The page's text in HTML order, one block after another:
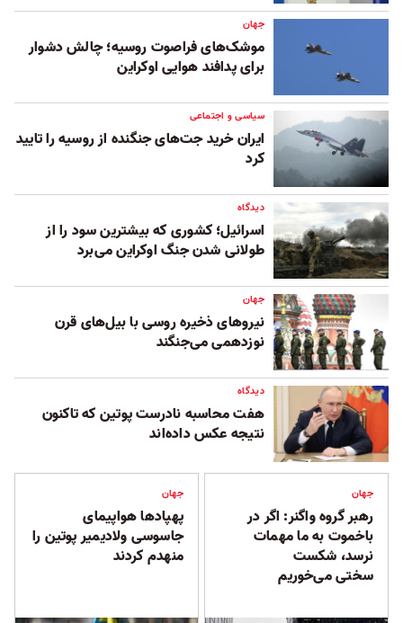
جهان
موشک‌های فراصوت روسیه؛ چالش دشوار
برای پدافند هوایی اوکراین
سیاسی و اجتماعی
ایران خرید جت‌های جنگنده از روسیه را تایید
کرد
دیدگاه
اسرائيل؛ کشوری که بیشترین سود را از
طولانی شدن جنگ اوکراین می‌برد
جهان
نیروهای ذخیره روسی با بیل‌های قرن
نوزدهمی می‌جنگند
دیدگاه
هفت محاسبه نادرست پوتین که تاکنون
نتیجه عکس داده‌اند
جهان
رهبر گروه واگنر: اگر در
باخموت به ما مهمات
نرسد، شکست
سختی می‌خوریم
جهان
پهپادها هواپیمای
جاسوسی ولادیمیر پوتین را
منهدم کردند